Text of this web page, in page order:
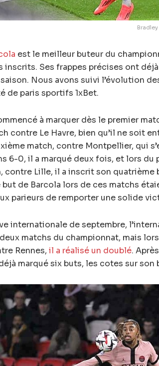
est le meilleur buteur du
inscrits. Ses frappes précises ont
Nous avons suivi l’évolution
de paris sportifs 1xBet.
à marquer dès le premier
contre Le Havre, bien qu’il ne soit
match, contre Montpellier, qui
6-0, il a marqué deux fois, et lors du
contre Lille, il a inscrit son quatrième
de Barcola lors de ces matchs
parieurs de remporter une solide
internationale de septembre,
matchs du championnat, mais
Rennes, il a réalisé un doublé.
marqué six buts, les cotes sur son